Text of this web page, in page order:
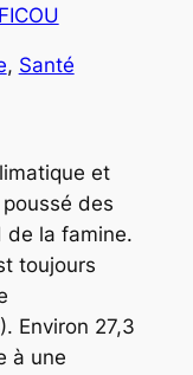
, Santé
et
des
de la famine.
toujours
Environ 27,3
à une